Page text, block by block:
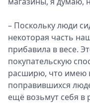
– Поскольку люди
некоторая часть
прибавила в весе.
покупательскую
расширю, что имею
поправившихся
ещё возьмут себя в